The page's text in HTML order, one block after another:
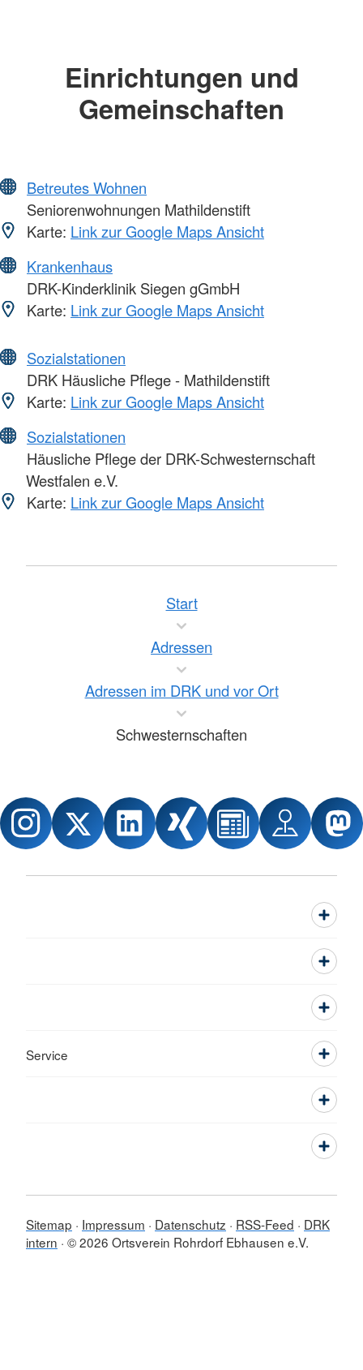
Einrichtungen und
Gemeinschaften
Betreutes Wohnen
Seniorenwohnungen Mathildenstift
Karte: Link zur Google Maps Ansicht
Krankenhaus
DRK-Kinderklinik Siegen gGmbH
Karte: Link zur Google Maps Ansicht
Sozialstationen
DRK Häusliche Pflege - Mathildenstift
Karte: Link zur Google Maps Ansicht
Sozialstationen
Häusliche Pflege der DRK-Schwesternschaft
Westfalen e.V.
Karte: Link zur Google Maps Ansicht
Start
Adressen
Adressen im DRK und vor Ort
Schwesternschaften
Service
Sitemap Impressum Datenschutz RSS-Feed
DRK
intern © 2026 Ortsverein Rohrdorf Ebhausen e.V.